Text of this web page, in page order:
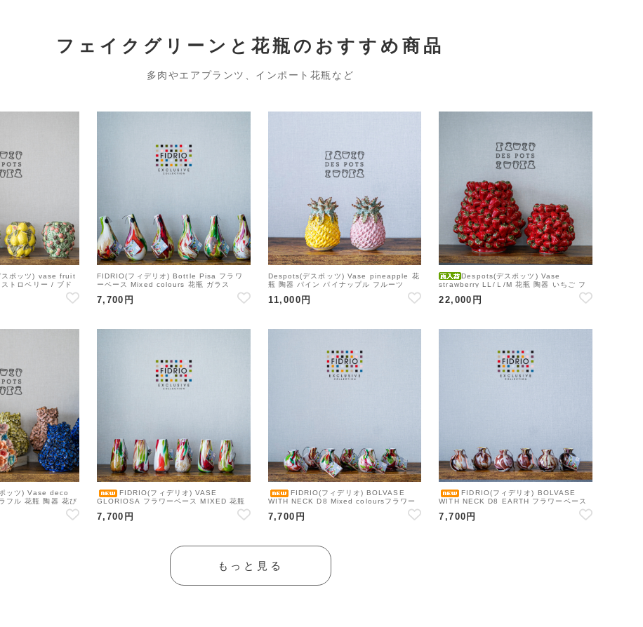
フェイクグリーンと花瓶のおすすめ商品
多肉やエアプランツ、インポート花瓶など
ポッツ) vase fruit
トロベリー / ブド
ベリー 花瓶 陶器 ボ
FIDRIO(フィデリオ) Bottle Pisa フラワ
ーベース Mixed colours 花瓶 ガラス
7,700円
Despots(デスポッツ) Vase pineapple 花
瓶 陶器 パイン パイナップル フルーツ
11,000円
Despots(デスポッツ) Vase
strawberry LL/Ｌ/M 花瓶 陶器 いちご フ
22,000円
ッツ) Vase deco
フル 花瓶 陶器 花び
FIDRIO(フィデリオ) VASE
GLORIOSA フラワーベース MIXED 花瓶
7,700円
FIDRIO(フィデリオ) BOLVASE
WITH NECK D8 Mixed coloursフラワー
7,700円
FIDRIO(フィデリオ) BOLVASE
WITH NECK D8 EARTH フラワーベース
7,700円
もっと見る